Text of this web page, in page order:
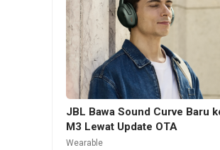
JBL Bawa Sound Curve Baru
M3 Lewat Update OTA
Wearable